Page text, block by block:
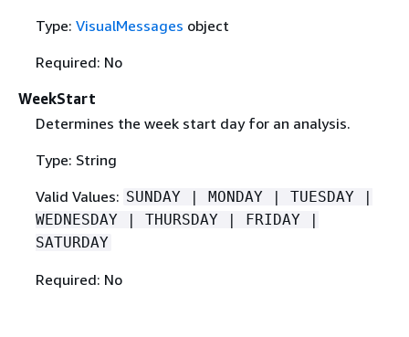
Type: VisualMessages object
Required: No
WeekStart
Determines the week start day for an analysis.
Type: String
Valid Values: SUNDAY | MONDAY | TUESDAY |
WEDNESDAY | THURSDAY | FRIDAY |
SATURDAY
Required: No